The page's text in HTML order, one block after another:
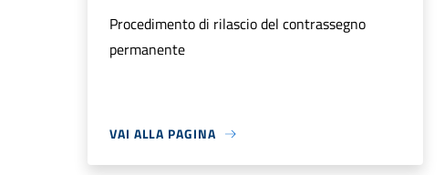
Procedimento di rilascio del contrassegno
permanente
VAI ALLA PAGINA